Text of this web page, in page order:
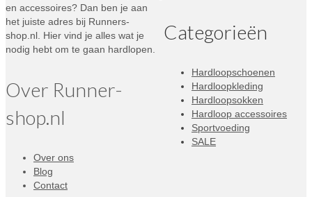
Categorieën
Hardloopschoenen
Hardloopkleding
Hardloopsokken
Hardloop accessoires
Sportvoeding
SALE
en accessoires? Dan ben je aan
het juiste adres bij Runners-
shop.nl. Hier vind je alles wat je
nodig hebt om te gaan hardlopen.
Over Runner-
shop.nl
Over ons
Blog
Contact